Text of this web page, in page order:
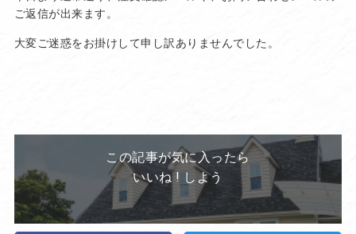
ご返信が出来ます。
大変ご迷惑をお掛けして申し訳ありませんでした。
この記事が気に入ったら
いいね ! しよう